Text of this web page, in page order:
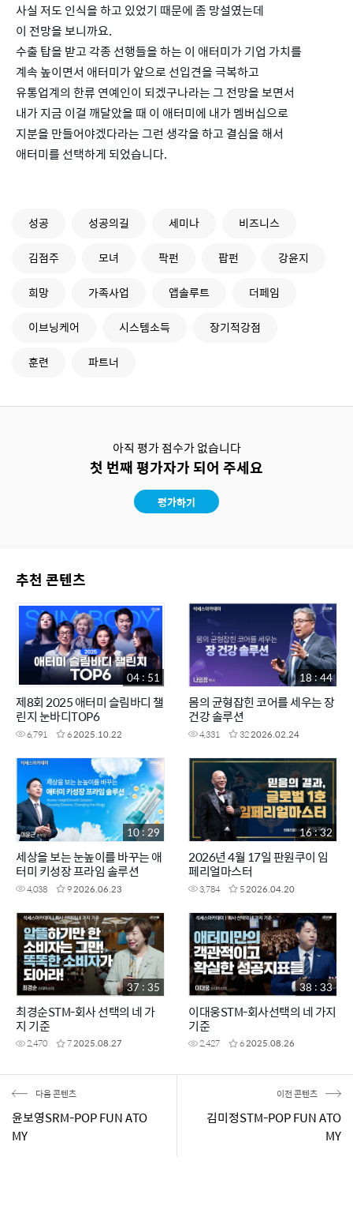
사실 저도 인식을 하고 있었기 때문에 좀 망설였는데
이 전망을 보니까요.
수출 탑을 받고 각종 선행들을 하는 이 애터미가 기업 가치를
계속 높이면서 애터미가 앞으로 선입견을 극복하고
유통업계의 한류 연예인이 되겠구나라는 그 전망을 보면서
내가 지금 이걸 깨달았을 때 이 애터미에 내가 멤버십으로
지분을 만들어야겠다라는 그런 생각을 하고 결심을 해서
애터미를 선택하게 되었습니다.
성공 성공의길 세미나
비즈니스
김점주
모녀 팍펀 팝펀
강윤지
희망
가족사업 앱솔루트
더페임
이브닝케어
시스템소득
장기적강점
훈련
파트너
아직 평가 점수가 없습니다
첫 번째 평가자가 되어 주세요
평가하기
추천 콘텐츠
제8회 2025 애터미 슬림바디 챌
린지 눈바디TOP6
6,791 62025.10.22
04 : 51
몸의 균형잡힌 코어를 세우는 장
건강 솔루션
4,331 322026.02.24
18 : 44
세상을 보는 눈높이를 바꾸는 애
터미 키성장 프라임 솔루션
4,038 92026.06.23
10 : 29
2026년 4월 17일 판원쿠이 임
페리얼마스터
3,784 52026.04.20
16 : 32
최경순STM-회사 선택의 네 가
지 기준
2,470 72025.08.27
37 : 35
이대웅STM-회사선택의 네 가지
기준
2,427 62025.08.26
38 : 33
다음 콘텐츠
윤보영SRM-POP FUN ATO
MY
이전 콘텐츠
김미정STM-POP FUN ATO
MY